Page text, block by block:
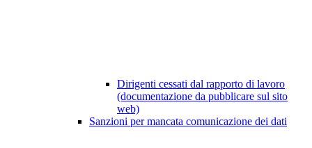
Dirigenti cessati dal rapporto di lavoro
(documentazione da pubblicare sul sito
web)
Sanzioni per mancata comunicazione dei dati